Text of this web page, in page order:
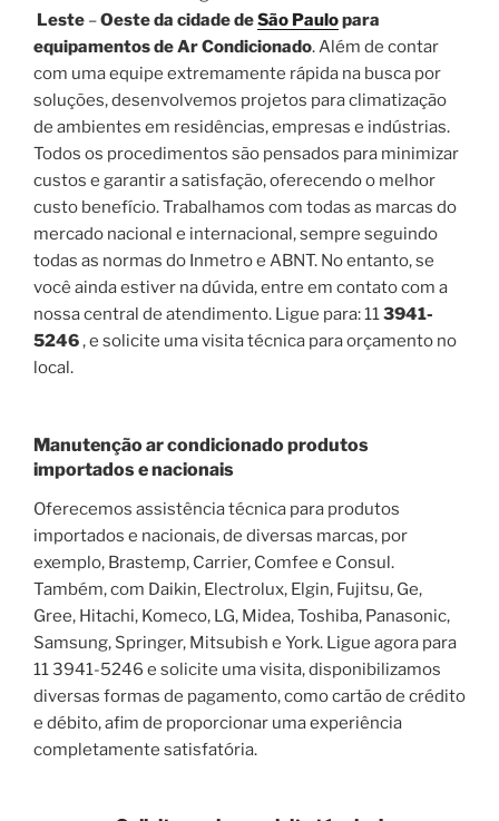
Leste –Oeste da cidade deSão Paulopara
equipamentos de Ar Condicionado. Além de contar
com uma equipe extremamente rápida na busca por
soluções, desenvolvemos projetos para climatização
de ambientes em residências, empresas e indústrias.
Todos os procedimentos são pensados para minimizar
custos e garantir a satisfação, oferecendo o melhor
custo benefício. Trabalhamos com todas as marcas do
mercado nacional e internacional, sempre seguindo
todas as normas do Inmetro e ABNT. No entanto, se
você ainda estiver na dúvida, entre em contato com a
nossa central de atendimento. Ligue para: 113941-
5246, e solicite uma visita técnica para orçamento no
local.
Manutenção ar condicionado produtos
importados e nacionais
Oferecemos assistência técnica para produtos
importados e nacionais, de diversas marcas, por
exemplo, Brastemp, Carrier, Comfee e Consul.
Também, com Daikin, Electrolux, Elgin, Fujitsu, Ge,
Gree, Hitachi, Komeco, LG, Midea, Toshiba, Panasonic,
Samsung, Springer, Mitsubish e York. Ligue agora para
11 3941-5246 e solicite uma visita, disponibilizamos
diversas formas de pagamento, como cartão de crédito
e débito, afim de proporcionar uma experiência
completamente satisfatória.